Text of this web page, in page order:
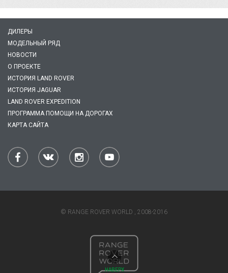
ДИЛЕРЫ
МОДЕЛЬНЫЙ РЯД
НОВОСТИ
О ПРОЕКТЕ
ИСТОРИЯ LAND ROVER
ИСТОРИЯ JAGUAR
LAND ROVER EXPEDITION
ПРОГРАММА ПОМОЩИ НА ДОРОГАХ
КАРТА САЙТА
© RANGE ROVER WORLD , 2008-2016
НАВЕРХ